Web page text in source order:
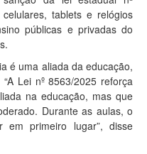
tablets e relógios
públicas e privadas do
é uma aliada da educação,
Lei nº 8563/2025 reforça
na educação, mas que
Durante as aulas, o
primeiro lugar”, disse